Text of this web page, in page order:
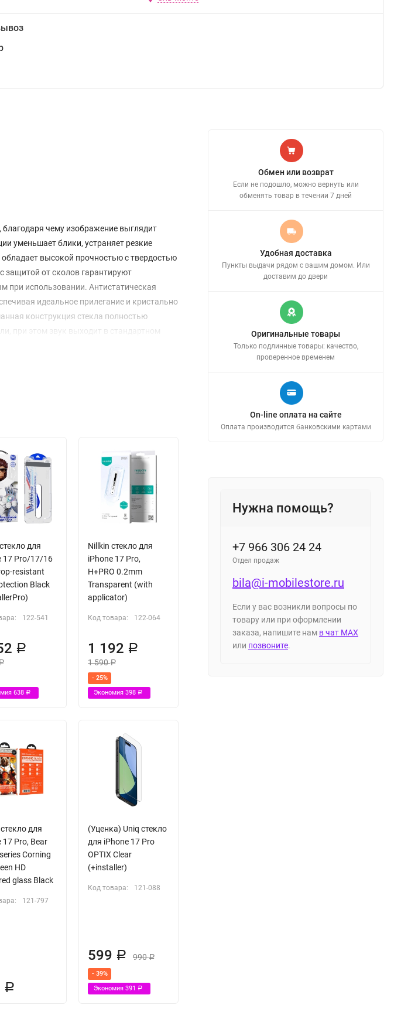
чему изображение выглядит
уменьшает блики, устраняет резкие
высокой прочностью с твердостью
защитой от сколов гарантируют
при использовании. Антистатическая
идеальное прилегание и кристально
конструкция стекла полностью
при этом звук выходит в стандартном
для установки. Поставляется в
для
17 Pro/17/16
resistant
Black
122-541
Р
638Р
Nillkin стекло для
iPhone 17 Pro,
H+PRO 0.2mm
Transparent (with
applicator)
Код товара: 122-064
1 192 Р
1 590Р
- 25%
Экономия398Р
для
17 Pro, Bear
Corning
HD
glass Black
121-797
Р
(Уценка) Uniq стекло
для iPhone 17 Pro
OPTIX Clear
(+installer)
Код товара: 121-088
599 Р 990Р
- 39%
Экономия391Р
Обмен или возврат
Если не подошло, можно вернуть или
обменять товар в течении 7 дней
Удобная доставка
Пункты выдачи рядом с вашим домом. Или
доставим до двери
Оригинальные товары
Только подлинные товары: качество,
проверенное временем
On-line оплата на сайте
Оплата производится банковскими картами
Нужна помощь?
+7 966 306 24 24
Отдел продаж
bila@i-mobilestore.ru
Если у вас возникли вопросы по
товару или при оформлении
заказа, напишите нам в чат MAX
или позвоните.